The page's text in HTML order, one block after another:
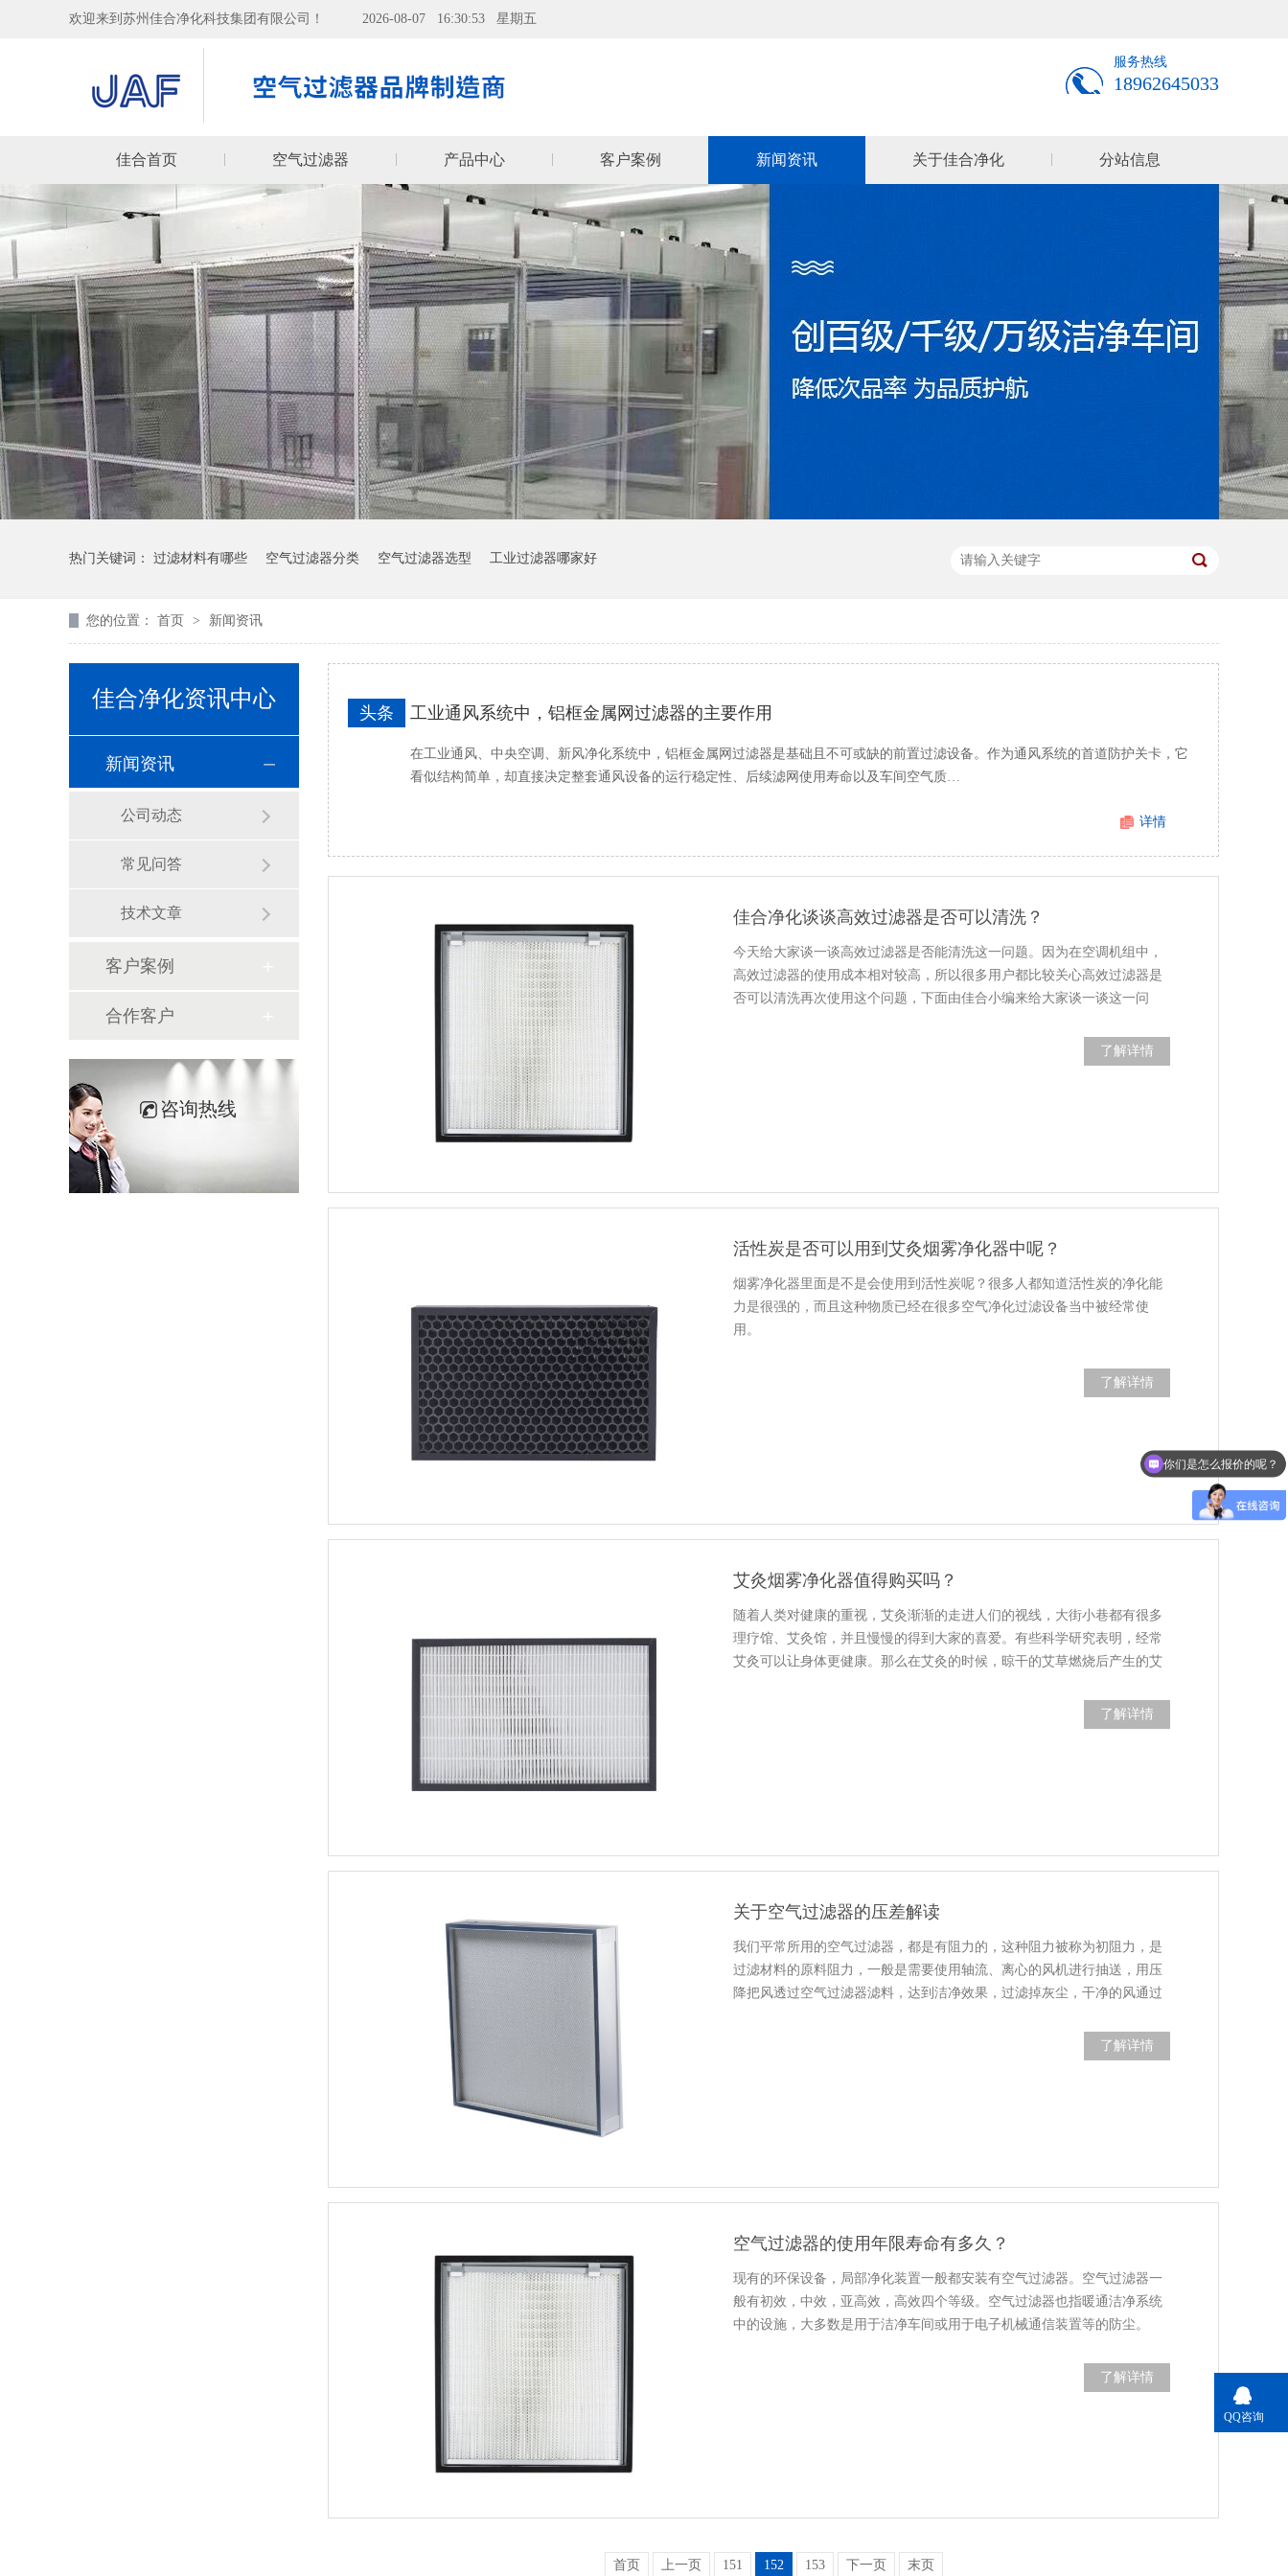
欢迎来到苏州佳合净化科技集团有限公司！ 2026-08-07 16:30:54 星期五
服务热线
18962645033
佳合首页 空气过滤器 产品中心 客户案例 新闻资讯 关于佳合净化 分站信息
热门关键词： 过滤材料有哪些 空气过滤器分类 空气过滤器选型 工业过滤器哪家好
您的位置： 首页 > 新闻资讯
佳合净化资讯中心
新闻资讯
公司动态
常见问答
技术文章
客户案例
合作客户
咨询热线
工业通风系统中，铝框金属网过滤器的主要作用
头条
在工业通风、中央空调、新风净化系统中，铝框金属网过滤器是基础且不可或缺的前置过滤设备。作为通风系统的首道防护关卡，它
看似结构简单，却直接决定整套通风设备的运行稳定性、后续滤网使用寿命以及车间空气质…
详情
佳合净化谈谈高效过滤器是否可以清洗？
今天给大家谈一谈高效过滤器是否能清洗这一问题。因为在空调机组中，
高效过滤器的使用成本相对较高，所以很多用户都比较关心高效过滤器是
否可以清洗再次使用这个问题，下面由佳合小编来给大家谈一谈这一问
了解详情
活性炭是否可以用到艾灸烟雾净化器中呢？
烟雾净化器里面是不是会使用到活性炭呢？很多人都知道活性炭的净化能
力是很强的，而且这种物质已经在很多空气净化过滤设备当中被经常使
用。
了解详情
艾灸烟雾净化器值得购买吗？
随着人类对健康的重视，艾灸渐渐的走进人们的视线，大街小巷都有很多
理疗馆、艾灸馆，并且慢慢的得到大家的喜爱。有些科学研究表明，经常
艾灸可以让身体更健康。那么在艾灸的时候，晾干的艾草燃烧后产生的艾
了解详情
关于空气过滤器的压差解读
我们平常所用的空气过滤器，都是有阻力的，这种阻力被称为初阻力，是
过滤材料的原料阻力，一般是需要使用轴流、离心的风机进行抽送，用压
降把风透过空气过滤器滤料，达到洁净效果，过滤掉灰尘，干净的风通过
了解详情
空气过滤器的使用年限寿命有多久？
现有的环保设备，局部净化装置一般都安装有空气过滤器。空气过滤器一
般有初效，中效，亚高效，高效四个等级。空气过滤器也指暖通洁净系统
中的设施，大多数是用于洁净车间或用于电子机械通信装置等的防尘。
了解详情
首页 上一页 151 152 153 下一页 末页
QQ咨询
你们是怎么报价的呢？